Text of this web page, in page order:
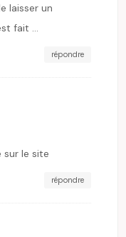
laisser un
fait …
répondre
sur le site
répondre